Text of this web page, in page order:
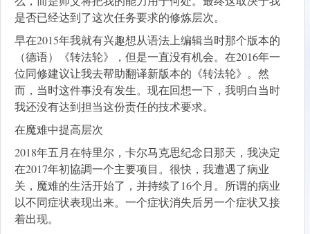
是否已经达到了这次任务要求的修炼层次。
早在2015年我就有兴趣想从语法上编辑当时那个版本的
（德语）《转法轮》，但是一直没有机会。在2016年一
位同修建议让我去帮助翻译新版本的《转法轮》。然
而，当时这件事没有发生。现在回想一下，我明白当时
我还没有达到担当这份责任的技术要求。
在魔难中提高层次
2018年五月在特里尔，卡尔马克思纪念日那天，我决定
在2017年初協調一个主要项目。很快，我遭遇了病业
关，魔难的生活开始了，并持续了16个月。所谓的病业
以不同症状表现出来。一个症状消失后另一个症状又接
着出现。